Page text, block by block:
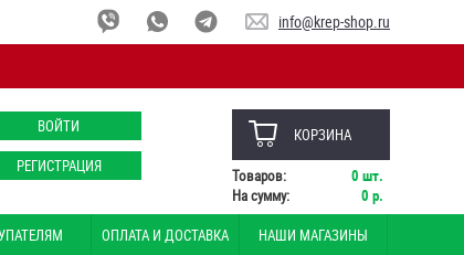
info@krep-shop.ru
ВОЙТИ
РЕГИСТРАЦИЯ
КОРЗИНА
Товаров: 0 шт.
На сумму:
0 р.
ОПЛАТА И ДОСТАВКА НАШИ МАГАЗИНЫ